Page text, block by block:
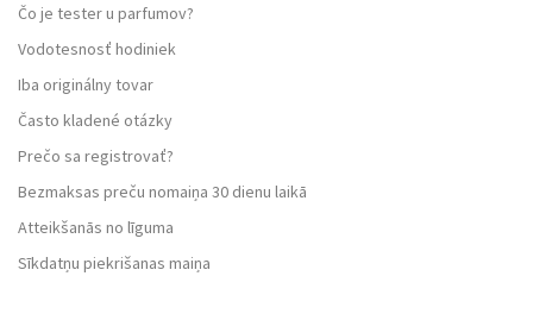
Čo je tester u parfumov?
Vodotesnosť hodiniek
Iba originálny tovar
Často kladené otázky
Prečo sa registrovať?
Bezmaksas preču nomaiņa 30 dienu laikā
Atteikšanās no līguma
Sīkdatņu piekrišanas maiņa